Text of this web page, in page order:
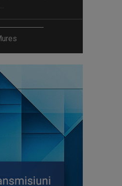
nostră - Tirro
MINUTE.
SĂPTĂMÂNII
subiecte ale